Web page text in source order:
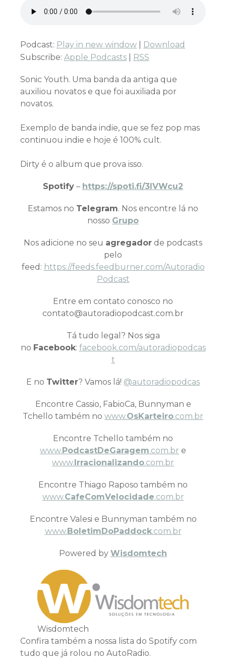
Podcast: Play in new window
Download
Subscribe: Apple Podcasts RSS
Sonic Youth. Uma banda da antiga que
auxiliou novatos e que foi auxiliada por
novatos.
Exemplo de banda indie, que se fez pop mas
continuou indie e hoje é 100% cult.
Dirty é o album que prova isso.
Spotify – https://spoti.fi/3IVWcu2
Estamos no Telegram. Nos encontre lá no
nosso Grupo
Nos adicione no seu agregador de podcasts
pelo
feed: https://feeds.feedburner.com/Autoradio
Podcast
Entre em contato conosco no
contato@autoradiopodcast.com.br
Tá tudo legal? Nos siga
no Facebook: facebook.com/autoradiopodcas
t
E no Twitter? Vamos lá! @autoradiopodcas
Encontre Cassio, FabioCa, Bunnyman e
Tchello também no www.OsKarteiro.com.br
Encontre Tchello também no
www.PodcastDeGaragem.com.br e
www.Irracionalizando.com.br
Encontre Thiago Raposo também no
www.CafeComVelocidade.com.br
Encontre Valesi e Bunnyman também no
www.BoletimDoPaddock.com.br
Powered by Wisdomtech
Wisdomtech
Confira também a nossa lista do Spotify com
tudo que já rolou no AutoRadio.